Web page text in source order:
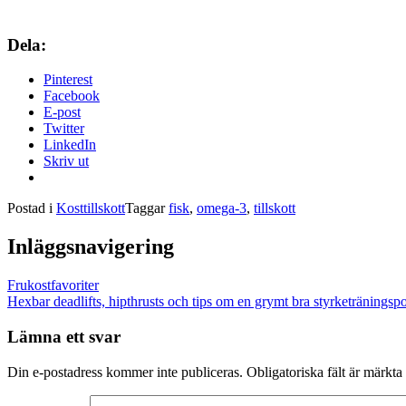
Dela:
Pinterest
Facebook
E-post
Twitter
LinkedIn
Skriv ut
Postad i KosttillskottTaggarfisk, omega-3, tillskott
Inläggsnavigering
Frukostfavoriter
Hexbar deadlifts, hipthrusts och tips om en grymt bra
Lämna ett svar
Din e-postadress kommer inte publiceras. Obligatoriska fält är märkta